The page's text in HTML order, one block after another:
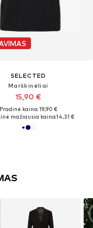
SELECTED
Marškinėliai
15,90 €
Pradinė kaina: 19,90 €
mažiausia kaina:14,31 €